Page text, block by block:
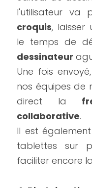
croquis, laisser
dessinateur
Une fois
nos équipes de
direct la
collaborative.
Il est
tablettes sur
faciliter encore